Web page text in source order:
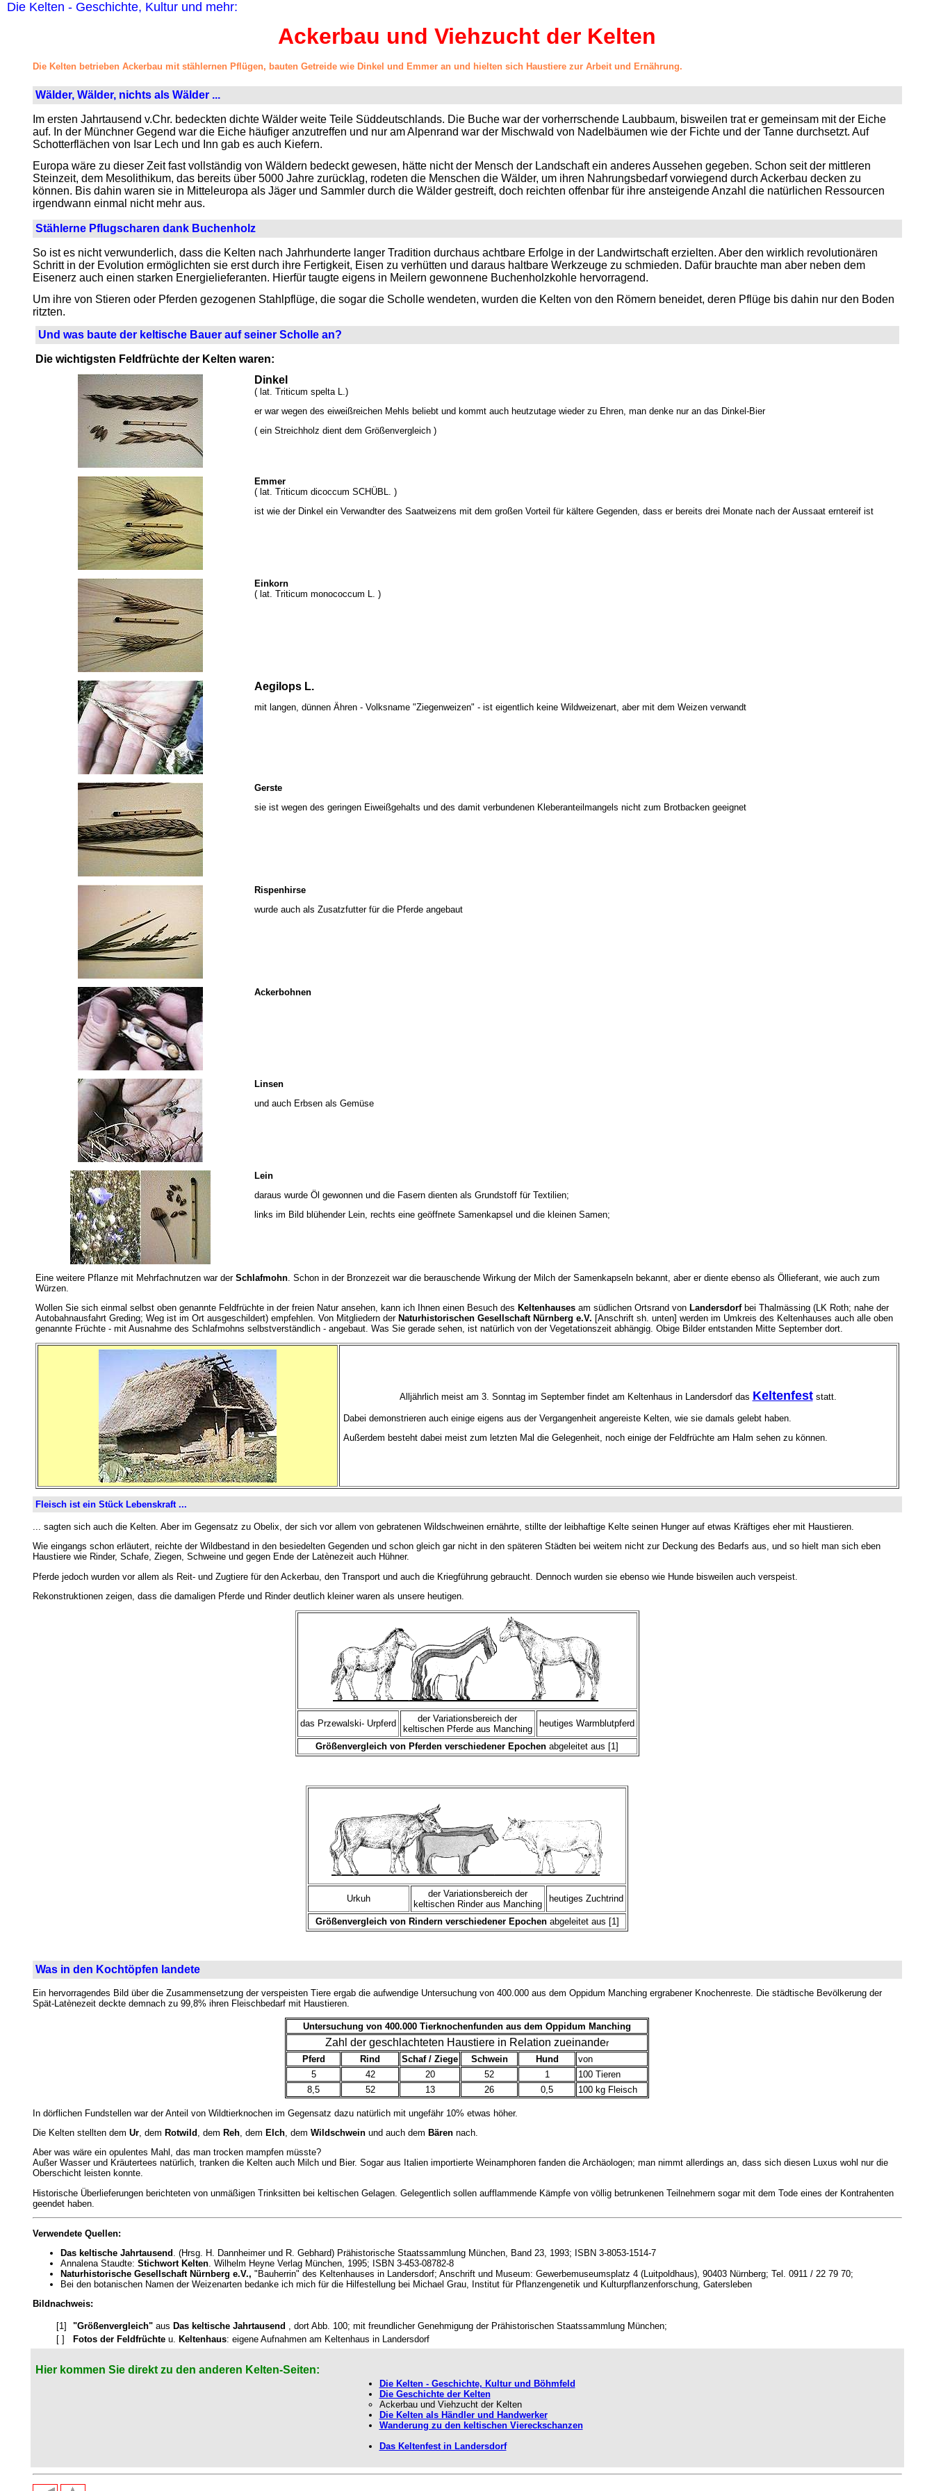
Die Kelten - Geschichte, Kultur und mehr:
Ackerbau und Viehzucht der Kelten
Die Kelten betrieben Ackerbau mit stählernen Pflügen, bauten Getreide wie Dinkel und Emmer an und hielten sich Haustiere zur Arbeit und Ernährung.
Wälder, Wälder, nichts als Wälder ...
Im ersten Jahrtausend v.Chr. bedeckten dichte Wälder weite Teile Süddeutschlands. Die Buche war der vorherrschende Laubbaum, bisweilen trat er gemeinsam mit der Eiche
auf. In der Münchner Gegend war die Eiche häufiger anzutreffen und nur am Alpenrand war der Mischwald von Nadelbäumen wie der Fichte und der Tanne durchsetzt. Auf
Schotterflächen von Isar Lech und Inn gab es auch Kiefern.
Europa wäre zu dieser Zeit fast vollständig von Wäldern bedeckt gewesen, hätte nicht der Mensch der Landschaft ein anderes Aussehen gegeben. Schon seit der mittleren
Steinzeit, dem Mesolithikum, das bereits über 5000 Jahre zurücklag, rodeten die Menschen die Wälder, um ihren Nahrungsbedarf vorwiegend durch Ackerbau decken zu
können. Bis dahin waren sie in Mitteleuropa als Jäger und Sammler durch die Wälder gestreift, doch reichten offenbar für ihre ansteigende Anzahl die natürlichen Ressourcen
irgendwann einmal nicht mehr aus.
Stählerne Pflugscharen dank Buchenholz
So ist es nicht verwunderlich, dass die Kelten nach Jahrhunderte langer Tradition durchaus achtbare Erfolge in der Landwirtschaft erzielten. Aber den wirklich revolutionären
Schritt in der Evolution ermöglichten sie erst durch ihre Fertigkeit, Eisen zu verhütten und daraus haltbare Werkzeuge zu schmieden. Dafür brauchte man aber neben dem
Eisenerz auch einen starken Energielieferanten. Hierfür taugte eigens in Meilern gewonnene Buchenholzkohle hervorragend.
Um ihre von Stieren oder Pferden gezogenen Stahlpflüge, die sogar die Scholle wendeten, wurden die Kelten von den Römern beneidet, deren Pflüge bis dahin nur den Boden
ritzten.
Und was baute der keltische Bauer auf seiner Scholle an?
Die wichtigsten Feldfrüchte der Kelten waren:
Dinkel
( lat. Triticum spelta L.)
er war wegen des eiweißreichen Mehls beliebt und kommt auch heutzutage wieder zu Ehren, man denke nur an das Dinkel-Bier
( ein Streichholz dient dem Größenvergleich )
Emmer
( lat. Triticum dicoccum SCHÜBL. )
ist wie der Dinkel ein Verwandter des Saatweizens mit dem großen Vorteil für kältere Gegenden, dass er bereits drei Monate nach der Aussaat erntereif ist
Einkorn
( lat. Triticum monococcum L. )
Aegilops L.
mit langen, dünnen Ähren - Volksname "Ziegenweizen" - ist eigentlich keine Wildweizenart, aber mit dem Weizen verwandt
Gerste
sie ist wegen des geringen Eiweißgehalts und des damit verbundenen Kleberanteilmangels nicht zum Brotbacken geeignet
Rispenhirse
wurde auch als Zusatzfutter für die Pferde angebaut
Ackerbohnen
Linsen
und auch Erbsen als Gemüse
Lein
daraus wurde Öl gewonnen und die Fasern dienten als Grundstoff für Textilien;
links im Bild blühender Lein, rechts eine geöffnete Samenkapsel und die kleinen Samen;
Eine weitere Pflanze mit Mehrfachnutzen war der Schlafmohn. Schon in der Bronzezeit war die berauschende Wirkung der Milch der Samenkapseln bekannt, aber er diente ebenso als Öllieferant, wie auch zum
Würzen.
Wollen Sie sich einmal selbst oben genannte Feldfrüchte in der freien Natur ansehen, kann ich Ihnen einen Besuch des Keltenhauses am südlichen Ortsrand von Landersdorfbei Thalmässing (LK Roth; nahe der
Autobahnausfahrt Greding; Weg ist im Ort ausgeschildert) empfehlen. Von Mitgliedern der Naturhistorischen Gesellschaft Nürnberg e.V. [Anschrift sh. unten] werden im Umkreis des Keltenhauses auch alle oben
genannte Früchte - mit Ausnahme des Schlafmohns selbstverständlich - angebaut. Was Sie gerade sehen, ist natürlich von der Vegetationszeit abhängig. Obige Bilder entstanden Mitte September dort.
Alljährlich meist am 3. Sonntag im September findet am Keltenhaus in Landersdorf das Keltenfeststatt.
Dabei demonstrieren auch einige eigens aus der Vergangenheit angereiste Kelten, wie sie damals gelebt haben.
Außerdem besteht dabei meist zum letzten Mal die Gelegenheit, noch einige der Feldfrüchte am Halm sehen zu können.
Fleisch ist ein Stück Lebenskraft ...
... sagten sich auch die Kelten. Aber im Gegensatz zu Obelix, der sich vor allem von gebratenen Wildschweinen ernährte, stillte der leibhaftige Kelte seinen Hunger auf etwas Kräftiges eher mit Haustieren.
Wie eingangs schon erläutert, reichte der Wildbestand in den besiedelten Gegenden und schon gleich gar nicht in den späteren Städten bei weitem nicht zur Deckung des Bedarfs aus, und so hielt man sich eben
Haustiere wie Rinder, Schafe, Ziegen, Schweine und gegen Ende der Latènezeit auch Hühner.
Pferde jedoch wurden vor allem als Reit- und Zugtiere für den Ackerbau, den Transport und auch die Kriegführung gebraucht. Dennoch wurden sie ebenso wie Hunde bisweilen auch verspeist.
Rekonstruktionen zeigen, dass die damaligen Pferde und Rinder deutlich kleiner waren als unsere heutigen.
das Przewalski- Urpferd
der Variationsbereich der
keltischen Pferde aus Manching
heutiges Warmblutpferd
Größenvergleich von Pferden verschiedener Epochen abgeleitet aus [1]
Urkuh
der Variationsbereich der
keltischen Rinder aus Manching
heutiges Zuchtrind
Größenvergleich von Rindern verschiedener Epochen abgeleitet aus [1]
Was in den Kochtöpfen landete
Ein hervorragendes Bild über die Zusammensetzung der verspeisten Tiere ergab die aufwendige Untersuchung von 400.000 aus dem Oppidum Manching ergrabener Knochenreste. Die städtische Bevölkerung der
Spät-Latènezeit deckte demnach zu 99,8% ihren Fleischbedarf mit Haustieren.
Untersuchung von 400.000 Tierknochenfunden aus dem Oppidum Manching
Zahl der geschlachteten Haustiere in Relation zueinander
Pferd
Rind Schaf / Ziege Schwein Hund
von
5
42 20 52 1
100 Tieren
8,5
52 13 26 0,5 100 kg Fleisch
In dörflichen Fundstellen war der Anteil von Wildtierknochen im Gegensatz dazu natürlich mit ungefähr 10% etwas höher.
Die Kelten stellten dem Ur, dem Rotwild , dem Reh, dem Elch, dem Wildschweinund auch dem Bärennach.
Aber was wäre ein opulentes Mahl, das man trocken mampfen müsste?
Außer Wasser und Kräutertees natürlich, tranken die Kelten auch Milch und Bier. Sogar aus Italien importierte Weinamphoren fanden die Archäologen; man nimmt allerdings an, dass sich diesen Luxus wohl nur die
Oberschicht leisten konnte.
Historische Überlieferungen berichteten von unmäßigen Trinksitten bei keltischen Gelagen. Gelegentlich sollen aufflammende Kämpfe von völlig betrunkenen Teilnehmern sogar mit dem Tode eines der Kontrahenten
geendet haben.
Verwendete Quellen:
Das keltische Jahrtausend . (Hrsg. H. Dannheimer und R. Gebhard) Prähistorische Staatssammlung München, Band 23, 1993; ISBN 3-8053-1514-7
Annalena Staudte: Stichwort Kelten. Wilhelm Heyne Verlag München, 1995; ISBN 3-453-08782-8
Naturhistorische Gesellschaft Nürnberg e.V., "Bauherrin" des Keltenhauses in Landersdorf; Anschrift und Museum: Gewerbemuseumsplatz 4 (Luitpoldhaus), 90403 Nürnberg; Tel. 0911 / 22 79 70;
Bei den botanischen Namen der Weizenarten bedanke ich mich für die Hilfestellung bei Michael Grau, Institut für Pflanzengenetik und Kulturpflanzenforschung, Gatersleben
Bildnachweis:
[1] "Größenvergleich" aus Das keltische Jahrtausend
, dort Abb. 100; mit freundlicher Genehmigung der Prähistorischen Staatssammlung München;
[ ]
Fotos der Feldfrüchte u. Keltenhaus: eigene Aufnahmen am Keltenhaus in Landersdorf
Hier kommen Sie direkt zu den anderen Kelten-Seiten:
Die Kelten - Geschichte, Kultur und Böhmfeld
Die Geschichte der Kelten
Ackerbau und Viehzucht der Kelten
Die Kelten als Händler und Handwerker
Wanderung zu den keltischen Viereckschanzen
Das Keltenfest in Landersdorf